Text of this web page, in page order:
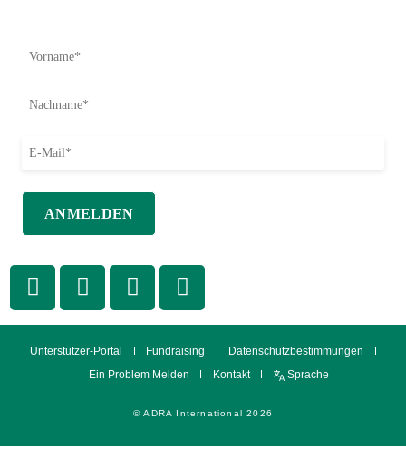
© ADRA International 2026
Unterstützer-Portal Fundraising
Datenschutzbestimmungen
Ein Problem Melden
Kontakt Sprache